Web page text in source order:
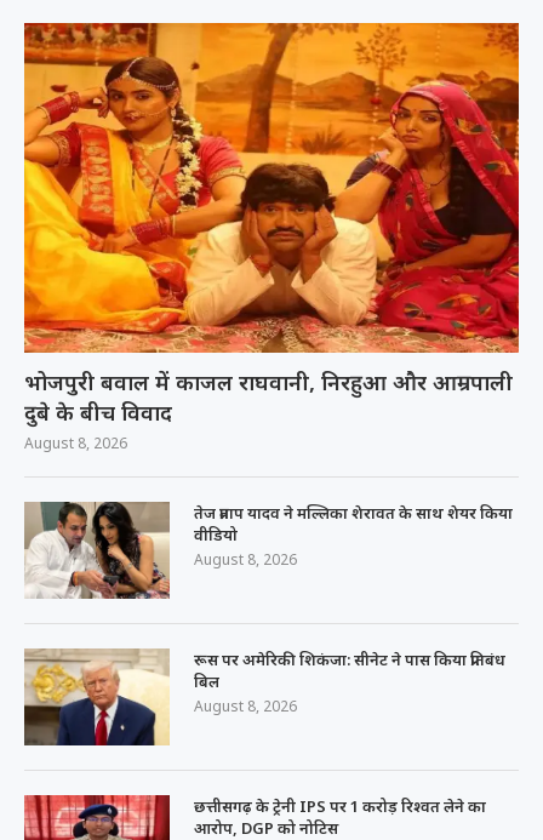
भोजपुरी बवाल में काजल राघवानी, निरहुआ और आम्रपाली
दुबे के बीच विवाद
August 8, 2026
तेज प्रताप यादव ने मल्लिका शेरावत के साथ शेयर किया
वीडियो
August 8, 2026
रूस पर अमेरिकी शिकंजा: सीनेट ने पास किया प्रतिबंध
बिल
August 8, 2026
छत्तीसगढ़ के ट्रेनी IPS पर 1 करोड़ रिश्वत लेने का
आरोप, DGP को नोटिस